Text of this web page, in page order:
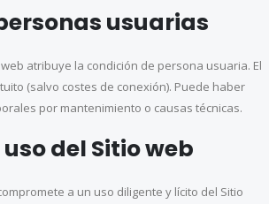
usuarias
atribuye la condición de persona usuaria. El
(salvo costes de conexión). Puede haber
por mantenimiento o causas técnicas.
del Sitio web
a un uso diligente y lícito del Sitio